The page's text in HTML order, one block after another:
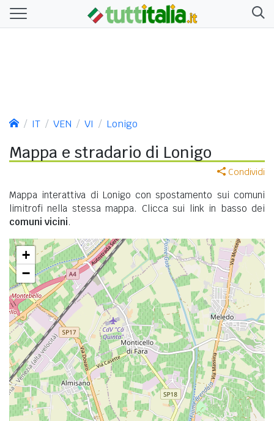
IT VEN VI Lonigo
Mappa e stradario di Lonigo
Condividi
Mappa interattiva di Lonigo con spostamento sui comuni
limitrofi nella stessa mappa. Clicca sui link in basso dei
comuni vicini.
+
−